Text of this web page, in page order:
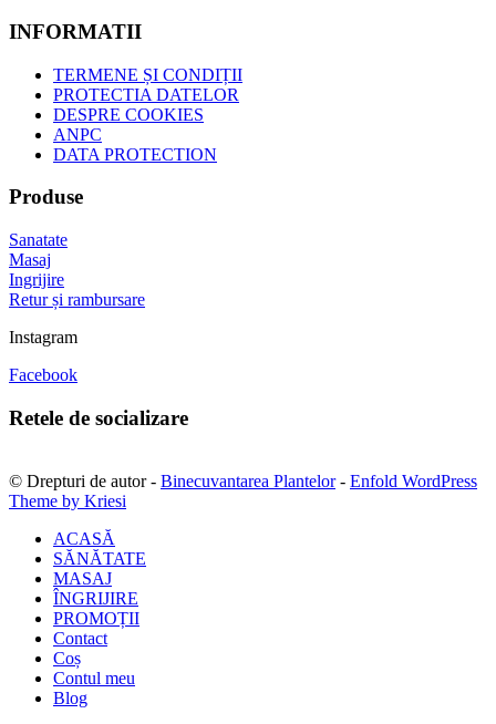
INFORMATII
TERMENE ȘI CONDIȚII
PROTECTIA DATELOR
DESPRE COOKIES
ANPC
DATA PROTECTION
Produse
Sanatate
Masaj
Ingrijire
Retur și rambursare
Instagram
Facebook
Retele de socializare
© Drepturi de autor - Binecuvantarea Plantelor- Enfold WordPress
Theme by Kriesi
ACASĂ
SĂNĂTATE
MASAJ
ÎNGRIJIRE
PROMOȚII
Contact
Coș
Contul meu
Blog